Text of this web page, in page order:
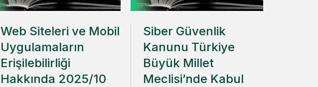
Web Siteleri ve Mobil
Uygulamaların
Erişilebilirliği
Hakkında 2025/10
Siber Güvenlik
Kanunu Türkiye
Büyük Millet
Meclisi’nde Kabul